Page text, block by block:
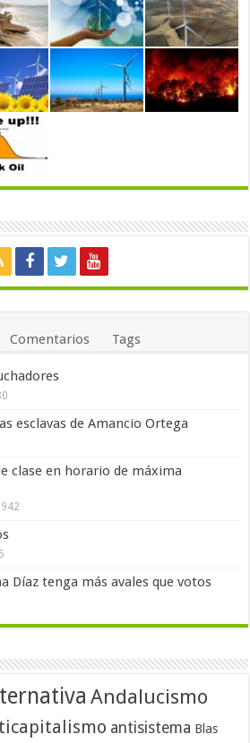
Comentarios Tags
esclavas de Amancio Ortega
clase en horario de máxima
Díaz tenga más avales que votos
Andalucismo
antisistema Blas